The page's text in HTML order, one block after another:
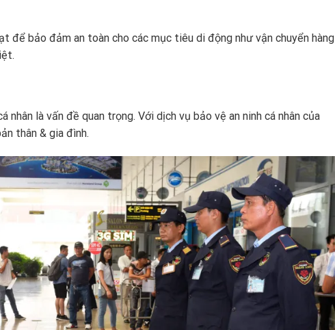
để bảo đảm an toàn cho các mục tiêu di động như vận chuyển hàng
nhân là vấn đề quan trọng. Với dịch vụ bảo vệ an ninh cá nhân của
thân & gia đình.